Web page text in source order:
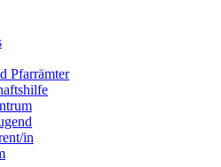
Pfarrämter
in